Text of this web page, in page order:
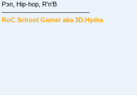
Рэп, Hip-hop, R'n'B
RoC School Gamer aka 3D.Hydra